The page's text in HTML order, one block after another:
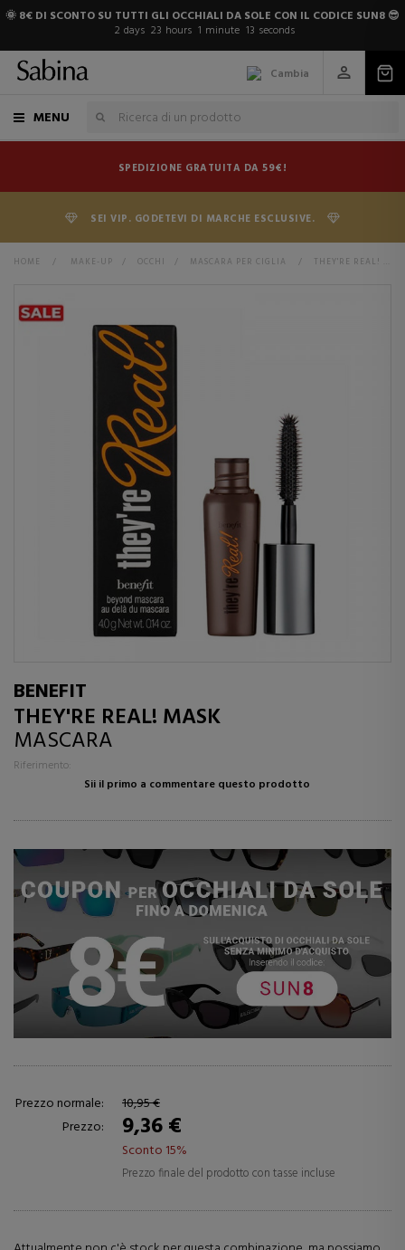
🌞 8€ DI SCONTO SU TUTTI GLI OCCHIALI DA SOLE CON IL CODICE SUN8 😎
2 days 23 hours 1 minute 12 seconds
Cambia
MENU
SPEDIZIONE GRATUITA DA 59€!
SEI VIP. GODETEVI DI MARCHE ESCLUSIVE.
HOME > MAKE-UP > OCCHI > MASCARA PER CIGLIA > THEY'RE REAL! MASK MASCARA
BENEFIT
THEY'RE REAL! MASK
MASCARA
Riferimento:
Sii il primo a commentare questo prodotto
Prezzo normale:
10,95 €
Prezzo:
9,36 €
Sconto 15%
Prezzo finale del prodotto con tasse incluse